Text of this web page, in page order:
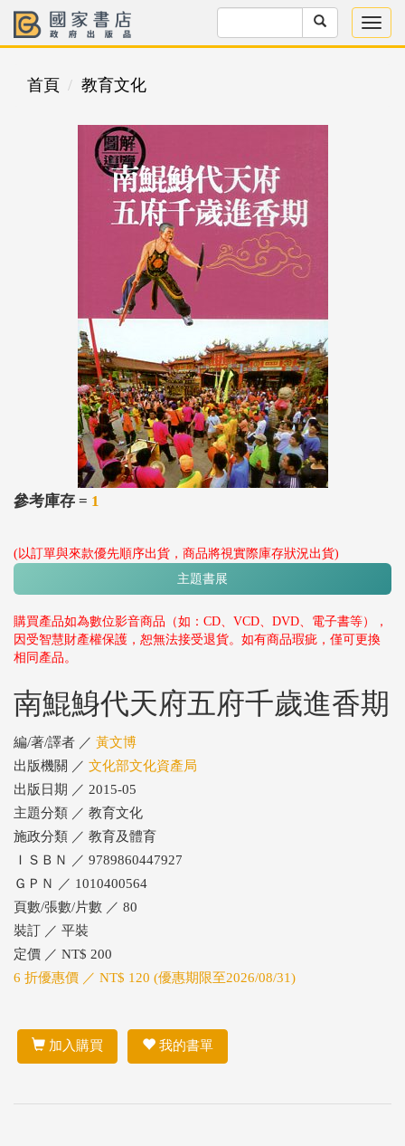
首頁 教育文化
參考庫存 = 1
(以訂單與來款優先順序出貨，商品將視實際庫存狀況出貨)
主題書展
購買產品如為數位影音商品（如：CD、VCD、DVD、電子書等），
因受智慧財產權保護，恕無法接受退貨。如有商品瑕疵，僅可更換
相同產品。
南鯤鯓代天府五府千歲進香期
編/著/譯者 ／ 黃文博
出版機關 ／ 文化部文化資產局
出版日期 ／ 2015-05
主題分類 ／ 教育文化
施政分類 ／ 教育及體育
ＩＳＢＮ ／ 9789860447927
ＧＰＮ ／ 1010400564
頁數/張數/片數 ／ 80
裝訂 ／ 平裝
定價 ／ NT$ 200
6 折優惠價 ／ NT$ 120 (優惠期限至2026/08/31)
加入購買 我的書單